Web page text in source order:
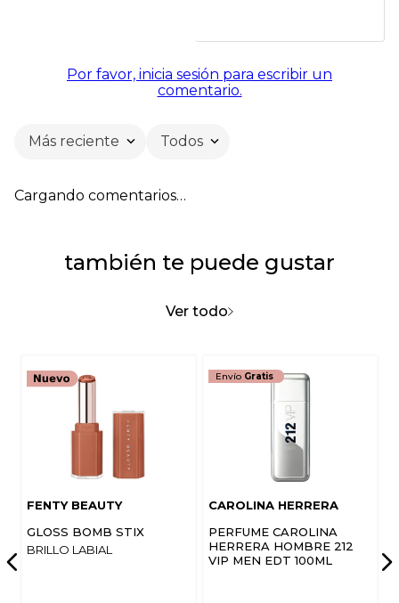
Por favor, inicia sesión para escribir un
comentario.
Más reciente Todos
Cargando comentarios…
también te puede gustar
Ver todo
FENTY BEAUTY
GLOSS BOMB STIX
BRILLO LABIAL
Envío Gratis
CAROLINA HERRERA
PERFUME CAROLINA
HERRERA HOMBRE 212
VIP MEN EDT 100ML